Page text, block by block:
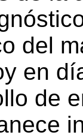
del
en
de